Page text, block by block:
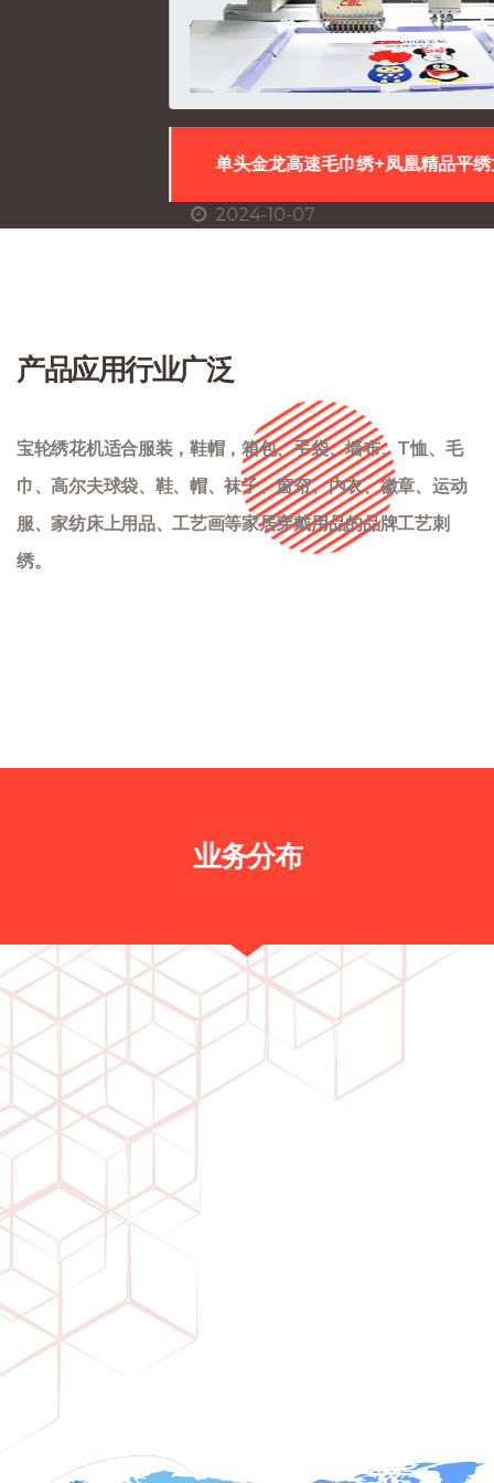
单头金龙高速毛巾绣+凤凰精品平绣龙凤混合毛巾绣CDP
产品应用行业广泛
宝轮绣花机适合服装，鞋帽，箱包、手袋、墙布、T恤、毛
巾、高尔夫球袋、鞋、帽、袜子、窗帘、内衣、徽章、运动
服、家纺床上用品、工艺画等家居穿戴用品的品牌工艺刺
绣。
业务分布